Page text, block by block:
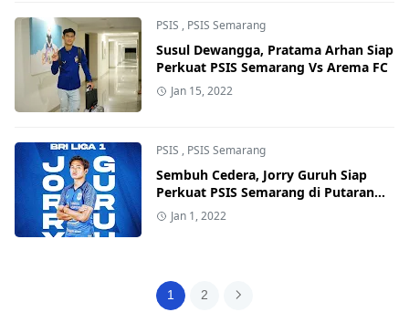
PSIS , PSIS Semarang
Susul Dewangga, Pratama Arhan Siap
Perkuat PSIS Semarang Vs Arema FC
Jan 15, 2022
PSIS , PSIS Semarang
Sembuh Cedera, Jorry Guruh Siap
Perkuat PSIS Semarang di Putaran
Kedua BRI Liga 1
Jan 1, 2022
1 2